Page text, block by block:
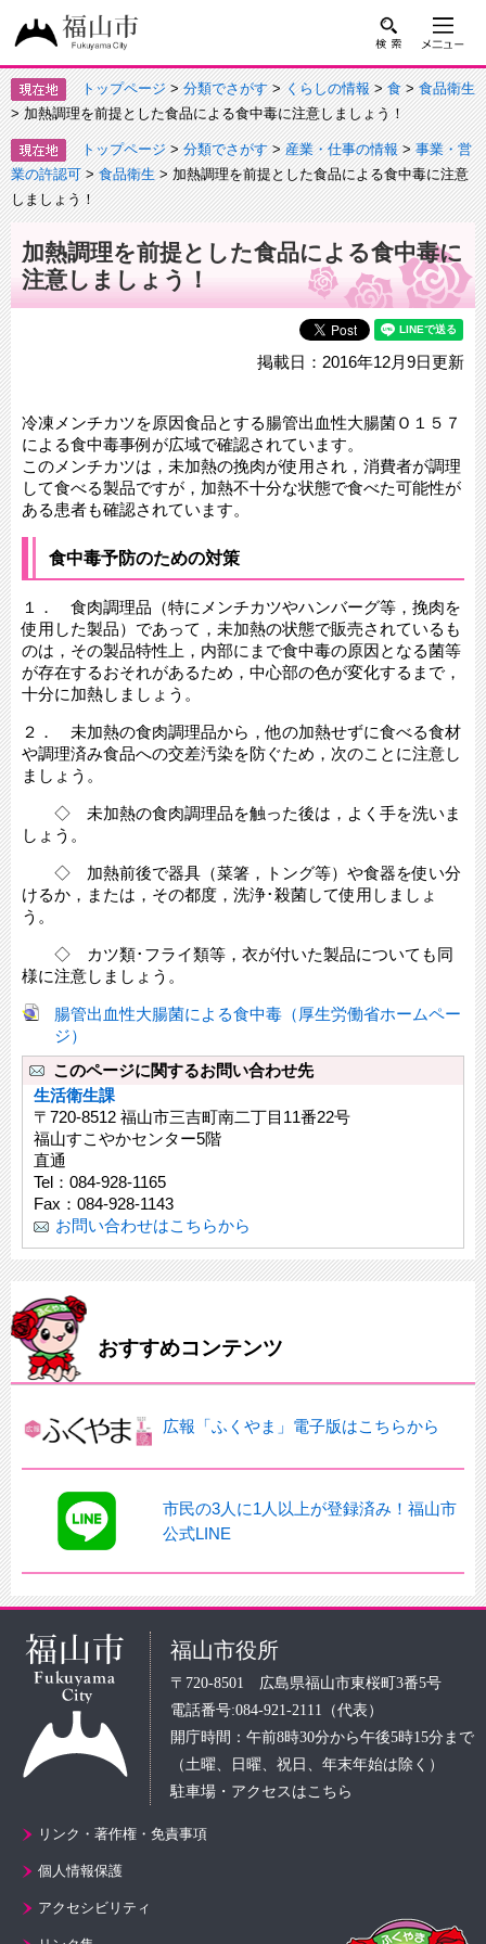
トップページ>分類でさがす>くらしの情報>食>食品衛生
> 加熱調理を前提とした食品による食中毒に注意しましょう！
トップページ>分類でさがす>産業・仕事の情報>事業・営
業の許認可>食品衛生> 加熱調理を前提とした食品による食中毒に注意
しましょう！
加熱調理を前提とした食品による食中毒に
注意しましょう！
掲載日：2016年12月9日更新
冷凍メンチカツを原因食品とする腸管出血性大腸菌Ｏ１５７
による食中毒事例が広域で確認されています。
このメンチカツは，未加熱の挽肉が使用され，消費者が調理
して食べる製品ですが，加熱不十分な状態で食べた可能性が
ある患者も確認されています。
食中毒予防のための対策
１． 食肉調理品（特にメンチカツやハンバーグ等，挽肉を
使用した製品）であって，未加熱の状態で販売されているも
のは，その製品特性上，内部にまで食中毒の原因となる菌等
が存在するおそれがあるため，中心部の色が変化するまで，
十分に加熱しましょう。
２． 未加熱の食肉調理品から，他の加熱せずに食べる食材
や調理済み食品への交差汚染を防ぐため，次のことに注意し
ましょう。
◇ 未加熱の食肉調理品を触った後は，よく手を洗いま
しょう。
◇ 加熱前後で器具（菜箸，トング等）や食器を使い分
けるか，または，その都度，洗浄･殺菌して使用しましょ
う。
◇ カツ類･フライ類等，衣が付いた製品についても同
様に注意しましょう。
腸管出血性大腸菌による食中毒（厚生労働省ホームペー
ジ）
このページに関するお問い合わせ先
生活衛生課
〒720-8512 福山市三吉町南二丁目11番22号
福山すこやかセンター5階
直通
Tel：084-928-1165
Fax：084-928-1143
お問い合わせはこちらから
おすすめコンテンツ
広報「ふくやま」電子版はこちらから
市民の3人に1人以上が登録済み！福山市
公式LINE
福山市役所
〒720-8501 広島県福山市東桜町3番5号
電話番号:084-921-2111（代表）
開庁時間：午前8時30分から午後5時15分まで
（土曜、日曜、祝日、年末年始は除く）
駐車場・アクセスはこちら
リンク・著作権・免責事項
個人情報保護
アクセシビリティ